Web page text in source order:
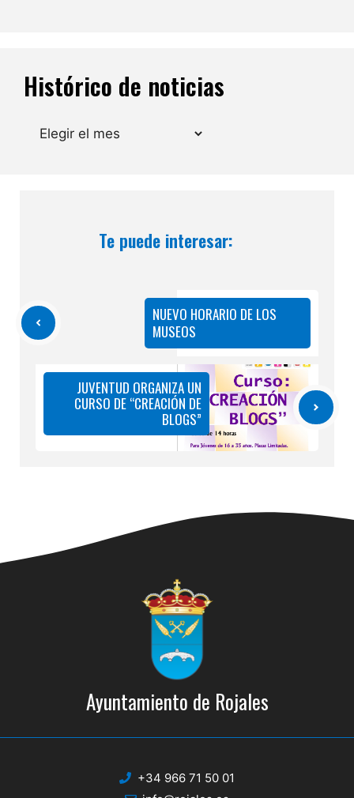
Histórico de noticias
Archivos
Te puede interesar:
NUEVO HORARIO DE LOS
MUSEOS
JUVENTUD ORGANIZA UN
CURSO DE “CREACIÓN DE
BLOGS”
Ayuntamiento de Rojales
+34 966 71 50 01